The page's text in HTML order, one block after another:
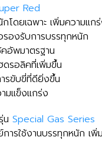
Red
โดยเฉพาะ เพิ่มความ
องรับการบรรทุกหนัก
อัพมาตรฐาน
ดรอลิคที่เพิ่มขึ้น
รขับขี่ที่ดียิ่งขึ้น
มแข็งแกร่ง
น Special Gas Series
รใช้งานบรรทุกหนัก เพิ่